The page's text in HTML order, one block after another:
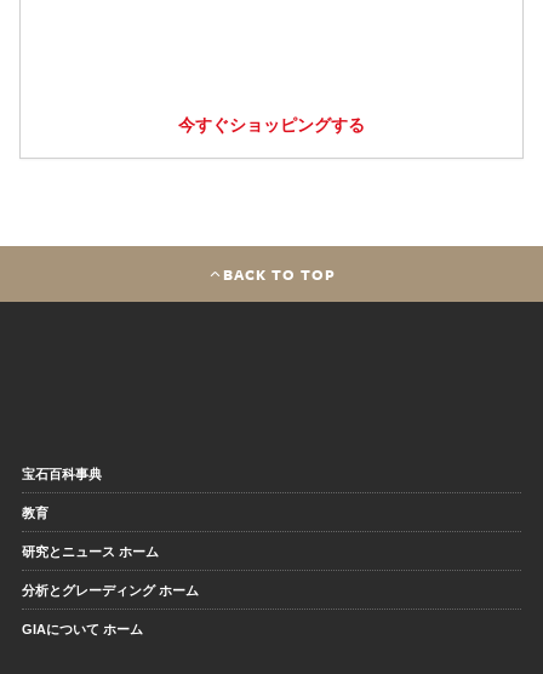
今すぐショッピングする
BACK TO TOP
宝石百科事典
教育
研究とニュース ホーム
分析とグレーディング ホーム
GIAについて ホーム